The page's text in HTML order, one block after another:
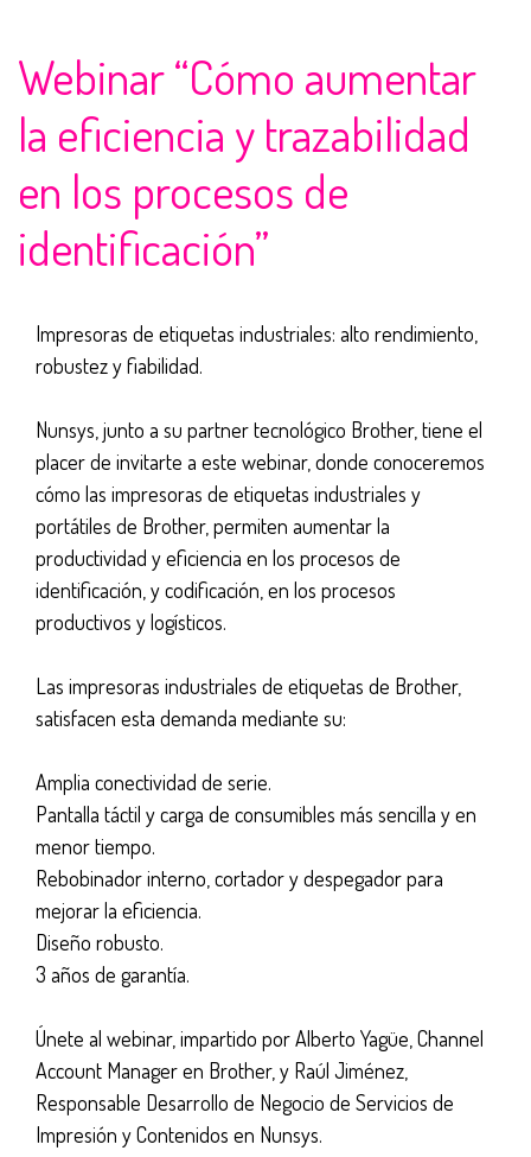
Webinar “Cómo aumentar
la eficiencia y trazabilidad
en los procesos de
identificación”
Impresoras de etiquetas industriales: alto rendimiento,
robustez y fiabilidad.
Nunsys, junto a su partner tecnológico Brother, tiene el
placer de invitarte a este webinar, donde conoceremos
cómo las impresoras de etiquetas industriales y
portátiles de Brother, permiten aumentar la
productividad y eficiencia en los procesos de
identificación, y codificación, en los procesos
productivos y logísticos.
Las impresoras industriales de etiquetas de Brother,
satisfacen esta demanda mediante su:
Amplia conectividad de serie.
Pantalla táctil y carga de consumibles más sencilla y en
menor tiempo.
Rebobinador interno, cortador y despegador para
mejorar la eficiencia.
Diseño robusto.
3 años de garantía.
Únete al webinar, impartido por Alberto Yagüe, Channel
Account Manager en Brother, y Raúl Jiménez,
Responsable Desarrollo de Negocio de Servicios de
Impresión y Contenidos en Nunsys.